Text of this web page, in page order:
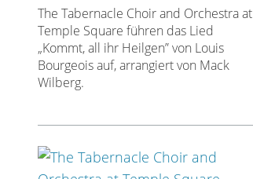
The Tabernacle Choir and Orchestra at
Temple Square führen das Lied
„Kommt, all ihr Heilgen” von Louis
Bourgeois auf, arrangiert von Mack
Wilberg.